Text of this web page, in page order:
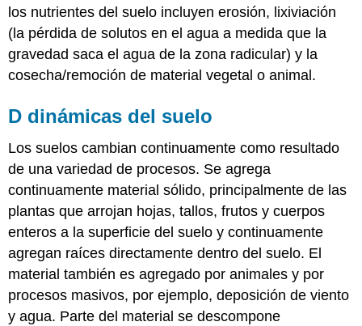
los nutrientes del suelo incluyen erosión, lixiviación
(la pérdida de solutos en el agua a medida que la
gravedad saca el agua de la zona radicular) y la
cosecha/remoción de material vegetal o animal.
D dinámicas del suelo
Los suelos cambian continuamente como resultado
de una variedad de procesos. Se agrega
continuamente material sólido, principalmente de las
plantas que arrojan hojas, tallos, frutos y cuerpos
enteros a la superficie del suelo y continuamente
agregan raíces directamente dentro del suelo. El
material también es agregado por animales y por
procesos masivos, por ejemplo, deposición de viento
y agua. Parte del material se descompone